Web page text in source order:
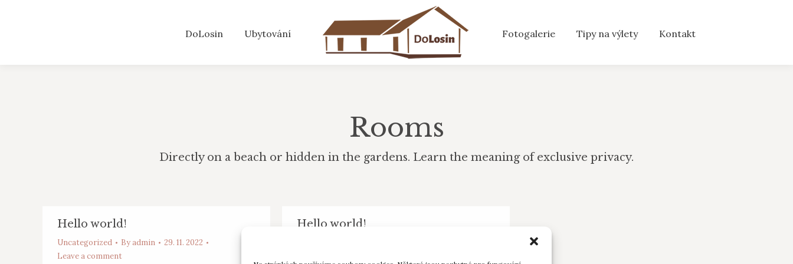
DoLosin Ubytování Fotogalerie Tipy na výlety Kontakt
Rooms
Directly on a beach or hidden in the gardens. Learn the meaning of exclusive privacy.
Hello world!
Uncategorized Byadmin
29. 11. 2022
Leave a comment
Hello world!